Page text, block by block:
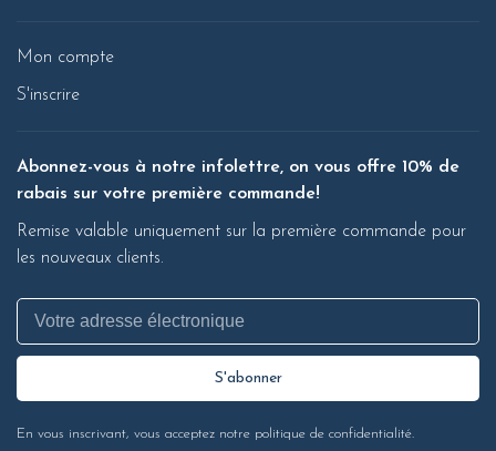
Mon compte
S'inscrire
Abonnez-vous à notre infolettre, on vous offre 10% de
rabais sur votre première commande!
Remise valable uniquement sur la première commande pour
les nouveaux clients.
S'abonner
En vous inscrivant, vous acceptez notre politique de confidentialité.